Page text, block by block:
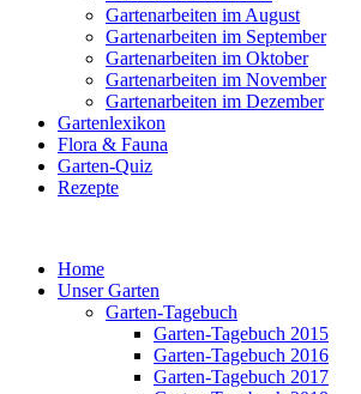
Gartenarbeiten im August
Gartenarbeiten im September
Gartenarbeiten im Oktober
Gartenarbeiten im November
Gartenarbeiten im Dezember
Gartenlexikon
Flora & Fauna
Garten-Quiz
Rezepte
Home
Unser Garten
Garten-Tagebuch
Garten-Tagebuch 2015
Garten-Tagebuch 2016
Garten-Tagebuch 2017